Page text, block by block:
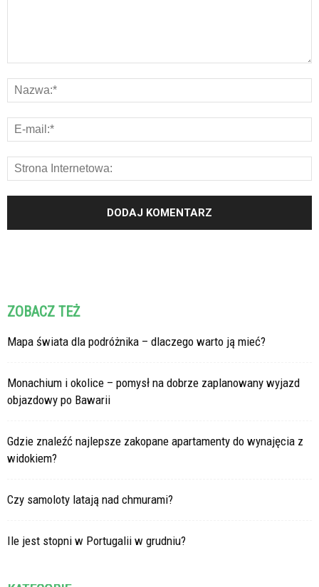
ZOBACZ TEŻ
Mapa świata dla podróżnika – dlaczego warto ją mieć?
Monachium i okolice – pomysł na dobrze zaplanowany wyjazd
objazdowy po Bawarii
Gdzie znaleźć najlepsze zakopane apartamenty do wynajęcia z
widokiem?
Czy samoloty latają nad chmurami?
Ile jest stopni w Portugalii w grudniu?